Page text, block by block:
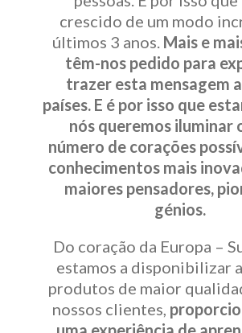
crescido de um modo
últimos 3 anos. ​Mais e
têm-nos pedido para
trazer esta mensagem
países. E é por isso que
nós queremos iluminar
número de corações
conhecimentos mais
maiores pensadores,
génios.
Do coração da Europa –
estamos a disponibilizar
produtos de maior
nossos clientes,